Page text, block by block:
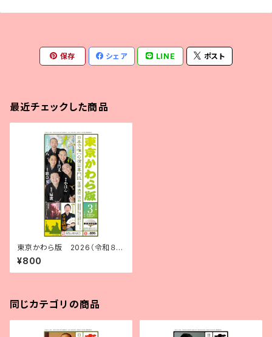
保存 シェア LINE ポスト
最近チェックした商品
東京かわら版 2026（令和８）
年３月号
¥800
同じカテゴリの商品